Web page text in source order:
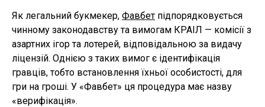
Як легальний букмекер, Фавбет підпорядковується
чинному законодавству та вимогам КРАІЛ — комісії з
азартних ігор та лотерей, відповідальною за видачу
ліцензій. Однією з таких вимог є ідентифікація
гравців, тобто встановлення їхньої особистості, для
гри на гроші. У «Фавбет» ця процедура має назву
«верифікація».